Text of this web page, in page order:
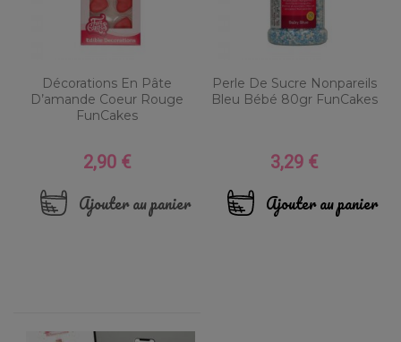
Décorations En Pâte
D’amande Coeur Rouge
FunCakes
Prix
2,90 €
Ajouter au panier
Perle De Sucre Nonpareils
Bleu Bébé 80gr FunCakes
Prix
3,29 €
Ajouter au panier